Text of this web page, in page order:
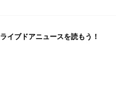
ライブドアニュースを読もう！